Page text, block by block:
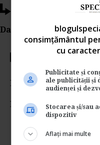
Ti-a placut
Da Like, Printeaza sau
Rating:
Nota:5 din1voturi
consimțământul
cu
Publicitate și
ale publicității și
audienței și
Stocarea și/sau
dispozitiv
Aflați mai multe